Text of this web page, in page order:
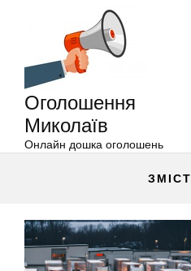
Оголошення
Миколаїв
Онлайн дошка оголошень
ЗМІСТ